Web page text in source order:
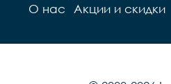
О нас
Акции и скидки